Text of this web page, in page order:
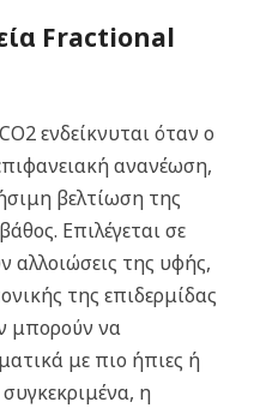
Fractional
ενδείκνυται όταν ο
ανανέωση,
βελτίωση της
Επιλέγεται σε
της υφής,
της επιδερμίδας
μπορούν να
με πιο ήπιες ή
η